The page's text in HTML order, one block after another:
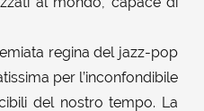
regina del jazz-pop
per l’inconfondibile
del nostro tempo. La